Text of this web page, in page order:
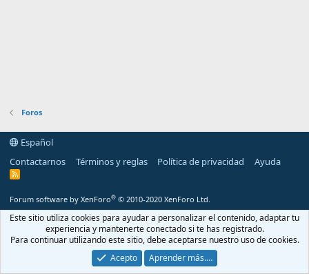
Foros
Español
Contactarnos
Términos y reglas Política de privacidad Ayuda
R
Forum software by XenForo® © 2010-2020 XenForo Ltd.
Este sitio utiliza cookies para ayudar a personalizar el contenido, adaptar tu
experiencia y mantenerte conectado si te has registrado.
Para continuar utilizando este sitio, debe aceptarse nuestro uso de cookies.
Acepto
Aprender más.…